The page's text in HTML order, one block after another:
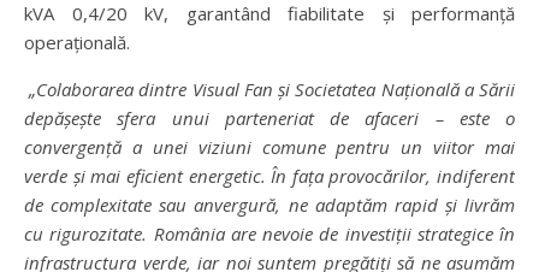
kVA 0,4/20 kV, garantând fiabilitate și performanță
operațională.
„Colaborarea dintre Visual Fan și Societatea Națională a Sării
depășește sfera unui parteneriat de afaceri – este o
convergență a unei viziuni comune pentru un viitor mai
verde și mai eficient energetic. În fața provocărilor, indiferent
de complexitate sau anvergură, ne adaptăm rapid și livrăm
cu rigurozitate. România are nevoie de investiții strategice în
infrastructura verde, iar noi suntem pregătiți să ne asumăm